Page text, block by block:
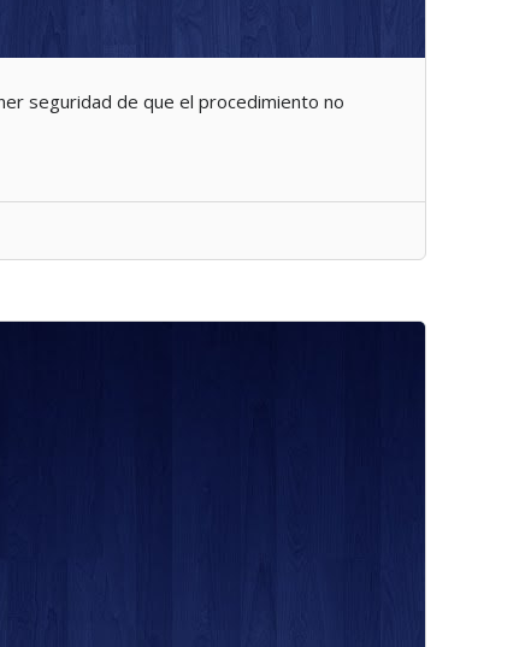
seguridad de que el procedimiento no